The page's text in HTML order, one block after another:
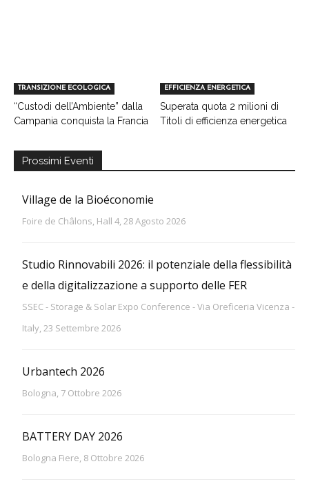
TRANSIZIONE ECOLOGICA
“Custodi dell’Ambiente” dalla
Campania conquista la Francia
EFFICIENZA ENERGETICA
Superata quota 2 milioni di
Titoli di efficienza energetica
Prossimi Eventi
Village de la Bioéconomie
Foire de Châlons, Hall 4, 28 Agosto 2026
Studio Rinnovabili 2026: il potenziale della flessibilità
e della digitalizzazione a supporto delle FER
SSEC - Storage & Solar Expo Conference - Via Oreficeria Vicenza -
Italy, 23 Settembre 2026
Urbantech 2026
Bologna, 7 Ottobre 2026
BATTERY DAY 2026
Bologna Fiere, 8 Ottobre 2026